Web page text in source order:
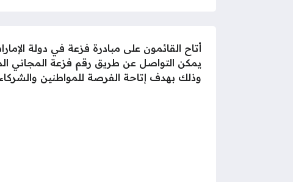
أتاح القائمون على مبادرة فزعة في دولة
يمكن التواصل عن طريق رقم فزعة المجاني
وذلك بهدف إتاحة الفرصة للمواطنين